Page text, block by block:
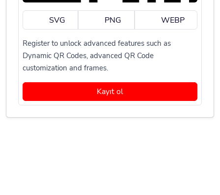
SVG PNG WEBP
Register to unlock advanced features such as
Dynamic QR Codes, advanced QR Code
customization and frames.
Kayıt ol